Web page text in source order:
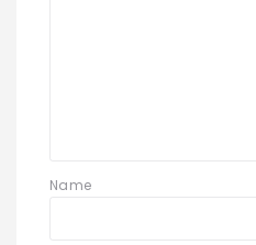
Name